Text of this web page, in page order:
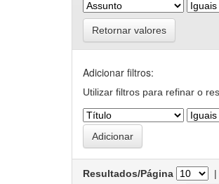
Retornar valores
Adicionar filtros:
Utilizar filtros para refinar o
Resultados/Página |